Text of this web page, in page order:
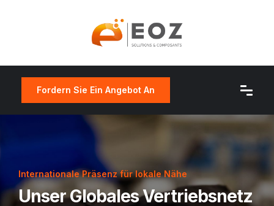
Fordern Sie Ein Angebot An
Internationale Präsenz für lokale Nähe
Unser Globales Vertriebsnetz